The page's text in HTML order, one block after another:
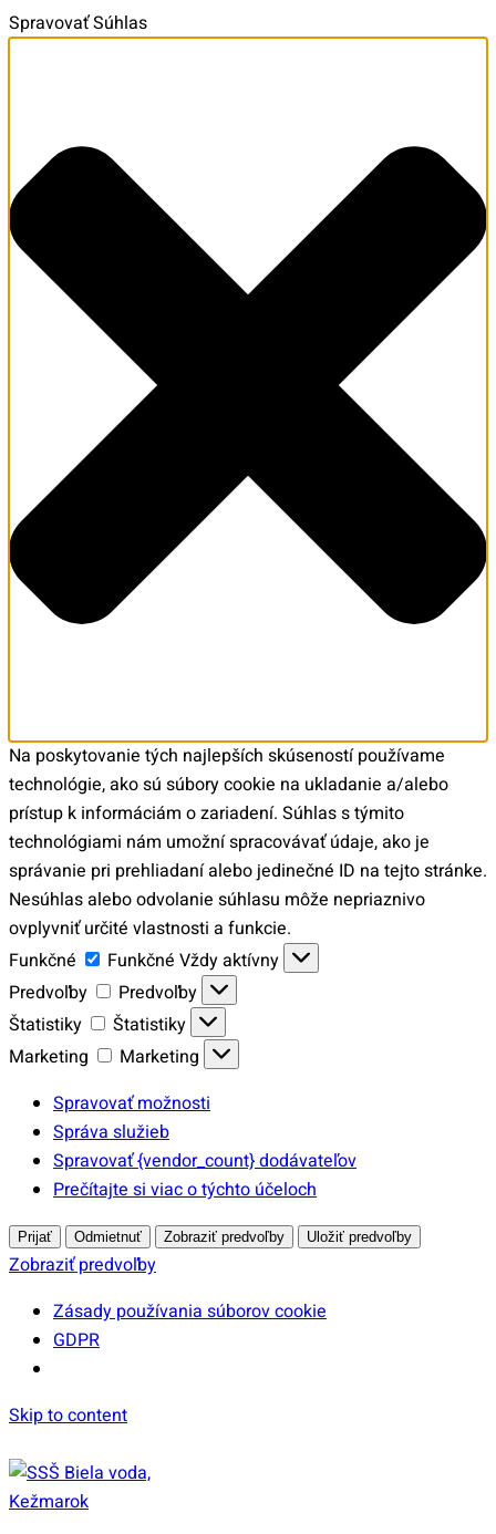
Spravovať Súhlas
Na poskytovanie tých najlepších skúseností používame
technológie, ako sú súbory cookie na ukladanie a/alebo
prístup k informáciám o zariadení. Súhlas s týmito
technológiami nám umožní spracovávať údaje, ako je
správanie pri prehliadaní alebo jedinečné ID na tejto stránke.
Nesúhlas alebo odvolanie súhlasu môže nepriaznivo
ovplyvniť určité vlastnosti a funkcie.
Funkčné
Funkčné Vždy aktívny
Predvoľby
Predvoľby
Štatistiky
Štatistiky
Marketing
Marketing
Spravovať možnosti
Správa služieb
Spravovať {vendor_count} dodávateľov
Prečítajte si viac o týchto účeloch
Prijať Odmietnuť Zobraziť predvoľby Uložiť predvoľby
Zobraziť predvoľby
Zásady používania súborov cookie
GDPR
Skip to content